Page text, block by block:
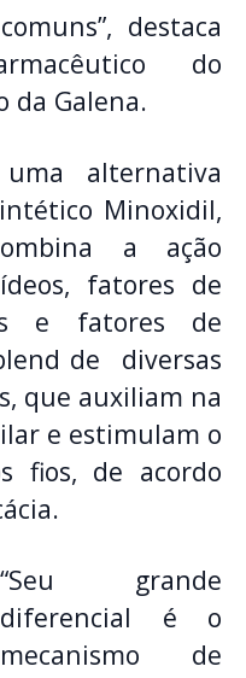
destaca
do
da Galena.
alternativa
Minoxidil,
a ação
fatores de
e fatores de
de diversas
que auxiliam na
e estimulam o
fios, de acordo
“Seu grande
diferencial é o
mecanismo de